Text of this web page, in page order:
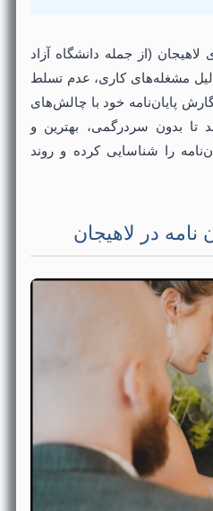
(از جمله دانشگاه آزاد
مشغله‌های کاری، عدم تسلط
پایان‌نامه خود با چالش‌های
بدون سردرگمی، بهترین و
را شناسایی کرده و روند
نامه در لاهیجان